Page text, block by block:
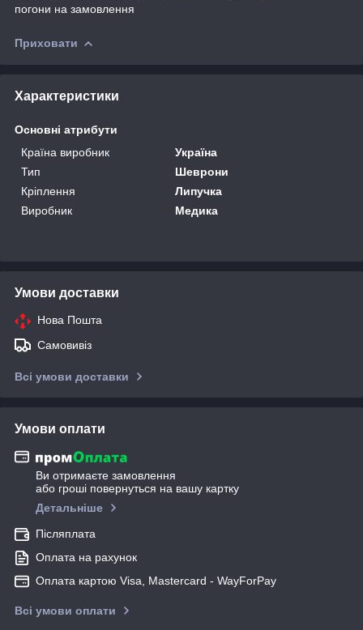
погони на замовлення
Приховати
Характеристики
Основні атрибути
Країна виробник
Україна
Тип
Шеврони
Кріплення
Липучка
Виробник
Медика
Умови доставки
Нова Пошта
Самовивіз
Всі умови доставки
Умови оплати
Ви отримаєте замовлення
або гроші повернуться на вашу картку
Детальніше
Післяплата
Оплата на рахунок
Оплата картою Visa, Mastercard - WayForPay
Всі умови оплати